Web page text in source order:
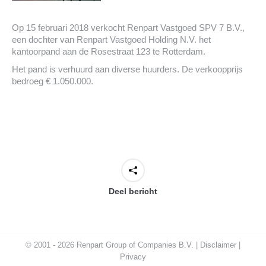
Op 15 februari 2018 verkocht Renpart Vastgoed SPV 7 B.V.,
een dochter van Renpart Vastgoed Holding N.V. het
kantoorpand aan de Rosestraat 123 te Rotterdam.
Het pand is verhuurd aan diverse huurders. De verkoopprijs
bedroeg € 1.050.000.
Deel bericht
© 2001 - 2026 Renpart Group of Companies B.V. | Disclaimer
Privacy